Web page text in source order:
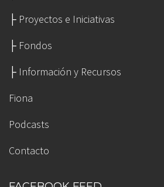
├ Proyectos e Iniciativas
├ Fondos
├ Información y Recursos
Fiona
Podcasts
Contacto